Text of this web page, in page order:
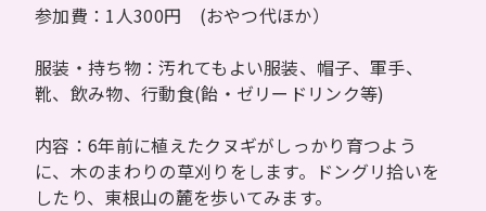
参加費：1人300円 (おやつ代ほか）
服装・持ち物：汚れてもよい服装、帽子、軍手、
靴、飲み物、行動食(飴・ゼリードリンク等)
内容：6年前に植えたクヌギがしっかり育つよう
に、木のまわりの草刈りをします。ドングリ拾いを
したり、東根山の麓を歩いてみます。